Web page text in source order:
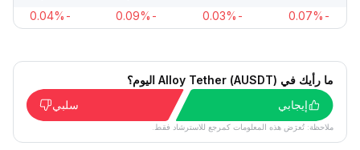
-0.07%
-0.03%
-0.09%
-0.04%
ما رأيك في Alloy Tether (AUSDT) اليوم؟
إيجابي
سلبي
ملاحظة: تُعرَض هذه المعلومات كمرجع للاسترشاد فقط.